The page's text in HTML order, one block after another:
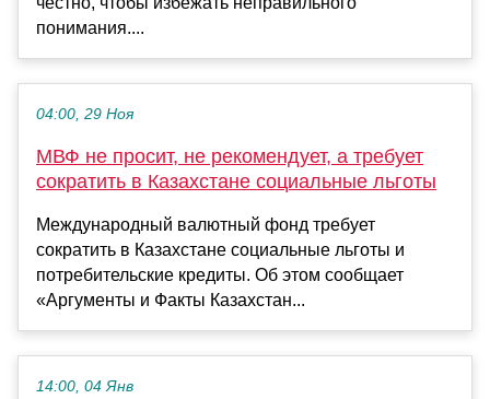
понимания....
04:00, 29 Ноя
МВФ не просит, не рекомендует, а требует
сократить в Казахстане социальные льготы
Международный валютный фонд требует
сократить в Казахстане социальные льготы и
потребительские кредиты. Об этом сообщает
«Аргументы и Факты Казахстан...
14:00, 04 Янв